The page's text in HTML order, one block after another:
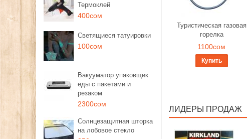
Термоклей
400сом
Светящиеся татуировки
100сом
Вакууматор упаковщик
еды с пакетами и
резаком
2300сом
Солнцезащитная шторка
на лобовое стекло
Туристическая газовая
горелка
1100сом
Купить
ЛИДЕРЫ ПРОДАЖ